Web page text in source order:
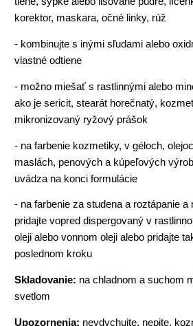
korektor, maskara, očné linky, rúž
- kombinujte s inými sľudami alebo
vlastné odtiene
- možno miešať s rastlinnými alebo
ako je sericit, stearát horečnatý,
mikronizovaný ryžový prášok
- na farbenie kozmetiky, v géloch,
maslách, penových a kúpeľových
uvádza na konci formulácie
- na farbenie za studena a roztápanie a
pridajte vopred dispergovaný v
oleji alebo vonnom oleji alebo pridajte
poslednom kroku
Skladovanie: na chladnom a suchom
svetlom
Upozornenia: nevdychujte, nepite,